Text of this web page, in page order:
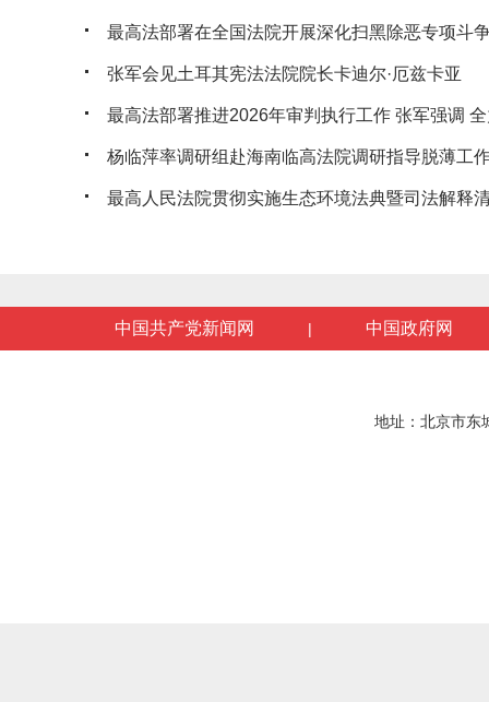
最高法部署在全国法院开展深化扫黑除恶专项斗
张军会见土耳其宪法法院院长卡迪尔·厄兹卡亚
最高法部署推进2026年审判执行工作 张军强调
杨临萍率调研组赴海南临高法院调研指导脱薄工
最高人民法院贯彻实施生态环境法典暨司法解释
中国共产党新闻网 | 中国政府网
地址：北京市东